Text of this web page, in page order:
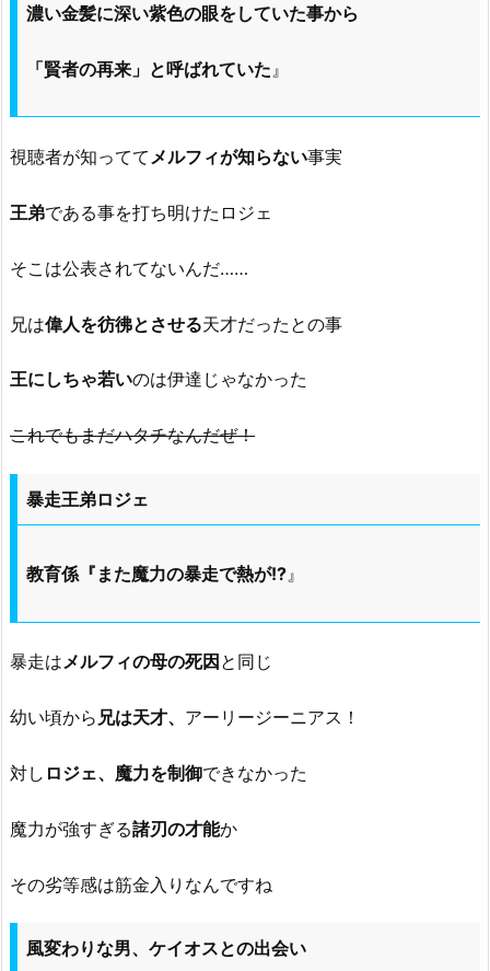
濃い金髪に深い紫色の眼をしていた事から
「賢者の再来」と呼ばれていた 』
視聴者が知っててメルフィが知らない事実
王弟である事を打ち明けたロジェ
そこは公表されてないんだ……
兄は偉人を彷彿とさせる天才だったとの事
王にしちゃ若いのは伊達じゃなかった
これでもまだハタチなんだぜ！
暴走王弟ロジェ
教育係『また魔力の暴走で熱が!? 』
暴走はメルフィの母の死因 と同じ
幼い頃から 兄は天才、 アーリージーニアス！
対し ロジェ、魔力を制御できなかった
魔力が強すぎる諸刃の才能か
その劣等感は筋金入りなんですね
風変わりな男、ケイオスとの出会い